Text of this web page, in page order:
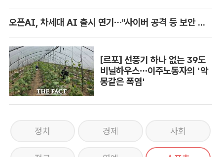
오픈AI, 차세대 AI 출시 연기…"사이버 공격 등 보안 위험"
[르포] 선풍기 하나 없는 39도
비닐하우스…이주노동자의 '악
몽같은 폭염'
정치 경제 사회